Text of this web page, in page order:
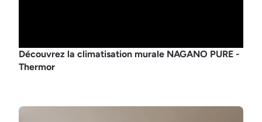
Découvrez la climatisation murale NAGANO PURE -
Thermor